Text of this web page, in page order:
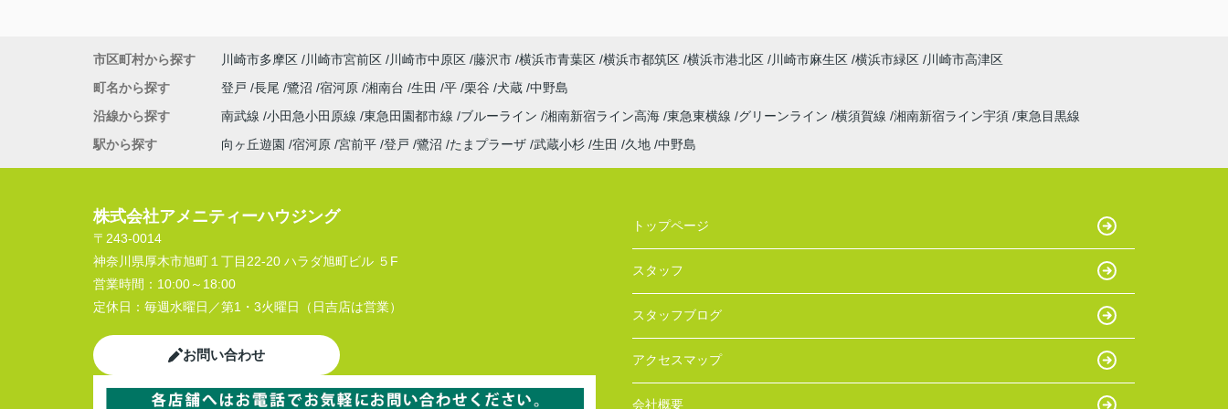
市区町村から探す 川崎市多摩区 川崎市宮前区 川崎市中原区 藤沢市 横浜市青葉区 横浜市都筑区 横浜市港北区 川崎市麻生区 横浜市緑区
川崎市高津区
町名から探す
登戸 長尾 鷺沼 宿河原 湘南台 生田 平 栗谷 犬蔵 中野島
沿線から探す
南武線 小田急小田原線 東急田園都市線 ブルーライン 湘南新宿ライン高海 東急東横線 グリーンライン 横須賀線 湘南新宿ライン宇須 東急目黒線
駅から探す
向ヶ丘遊園 宿河原 宮前平 登戸 鷺沼 たまプラーザ 武蔵小杉 生田 久地 中野島
株式会社アメニティーハウジング
〒243-0014
神奈川県厚木市旭町１丁目22-20 ハラダ旭町ビル ５F
営業時間： 10:00～18:00
定休日： 毎週水曜日／第1・3火曜日（日吉店は営業）
お問い合わせ
トップページ
スタッフ
スタッフブログ
アクセスマップ
会社概要